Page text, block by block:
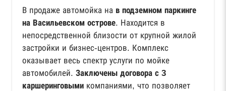
В продаже автомойка на в подземном паркинге
на Васильевском острове. Находится в
непосредственной близости от крупной жилой
застройки и бизнес-центров. Комплекс
оказывает весь спектр услуги по мойке
автомобилей. Заключены договора с 3
каршеринговыми компаниями, что позволяет